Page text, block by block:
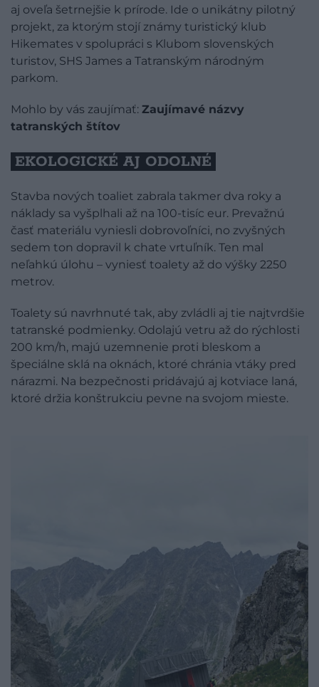
aj oveľa šetrnejšie k prírode. Ide o unikátny pilotný
projekt, za ktorým stojí známy turistický klub
Hikemates v spolupráci s Klubom slovenských
turistov, SHS James a Tatranským národným
parkom.
Mohlo by vás zaujímať: Zaujímavé názvy
tatranských štítov
EKOLOGICKÉ AJ ODOLNÉ
Stavba nových toaliet zabrala takmer dva roky a
náklady sa vyšplhali až na 100-tisíc eur. Prevažnú
časť materiálu vyniesli dobrovoľníci, no zvyšných
sedem ton dopravil k chate vrtuľník. Ten mal
neľahkú úlohu – vyniesť toalety až do výšky 2250
metrov.
Toalety sú navrhnuté tak, aby zvládli aj tie najtvrdšie
tatranské podmienky. Odolajú vetru až do rýchlosti
200 km/h, majú uzemnenie proti bleskom a
špeciálne sklá na oknách, ktoré chránia vtáky pred
nárazmi. Na bezpečnosti pridávajú aj kotviace laná,
ktoré držia konštrukciu pevne na svojom mieste.